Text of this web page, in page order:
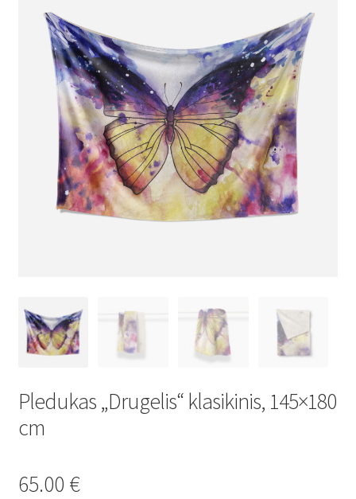
Krepšelis
Parduotuvė
Pledukas „Drugelis“ klasikinis, 145×180
cm
65.00 €